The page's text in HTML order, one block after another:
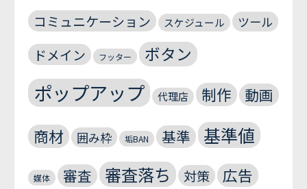
コミュニケーション スケジュール ツール
ドメイン フッター ボタン
ポップアップ 代理店 制作 動画
商材 囲み枠 垢BAN 基準 基準値
媒体 審査 審査落ち 対策 広告